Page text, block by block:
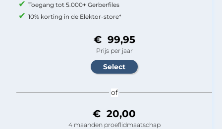
Toegang tot 5.000+ Gerberfiles
10% korting in de Elektor-store*
€ 99,95
Prijs per jaar
of
€ 20,00
4 maanden proeflidmaatschap